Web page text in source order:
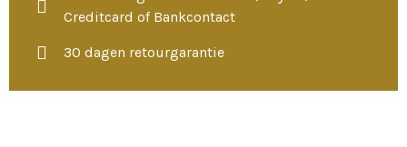
Creditcard of Bankcontact
30 dagen retourgarantie